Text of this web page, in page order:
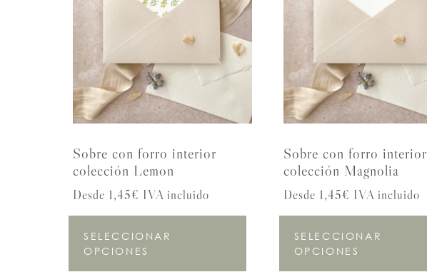
Sobre con forro interior
colección Lemon
Desde 1,45€ IVA incluido
SELECCIONAR
OPCIONES
Sobre con forro interior
colección Magnolia
Desde 1,45€ IVA incluido
SELECCIONAR
OPCIONES